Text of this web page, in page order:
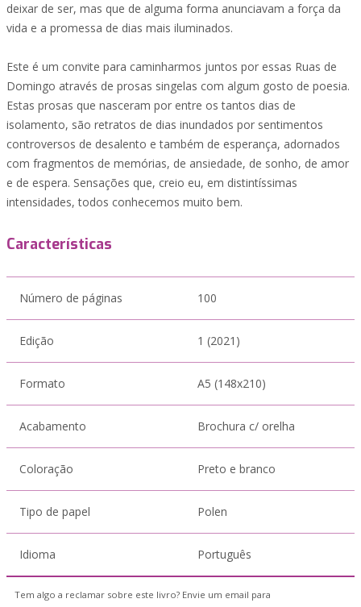
deixar de ser, mas que de alguma forma anunciavam a força da
vida e a promessa de dias mais iluminados.
Este é um convite para caminharmos juntos por essas Ruas de
Domingo através de prosas singelas com algum gosto de poesia.
Estas prosas que nasceram por entre os tantos dias de
isolamento, são retratos de dias inundados por sentimentos
controversos de desalento e também de esperança, adornados
com fragmentos de memórias, de ansiedade, de sonho, de amor
e de espera. Sensações que, creio eu, em distintíssimas
intensidades, todos conhecemos muito bem.
Características
Número de páginas 100
Edição 1 (2021)
Formato A5 (148x210)
Acabamento Brochura c/ orelha
Coloração Preto e branco
Tipo de papel Polen
Idioma Português
Tem algo a reclamar sobre este livro? Envie um email para